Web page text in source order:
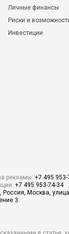
Личные финансы
Риски и
Инвестиции
рекламы: +7 495 953-
+7 495 953-74-34
Россия, Москва,
3.